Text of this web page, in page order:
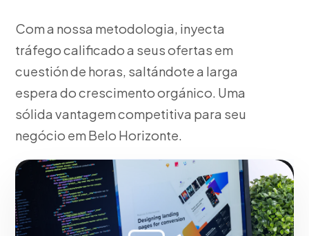
Com a nossa metodologia, inyecta
tráfego calificado a seus ofertas em
cuestión de horas, saltándote a larga
espera do crescimento orgánico. Uma
sólida vantagem competitiva para seu
negócio em Belo Horizonte.
Fase 2:
Para o mercado local, design da estructura
de campanha e creatividades. Acelerando o sucesso
digital de empresas em Belo Horizonte.